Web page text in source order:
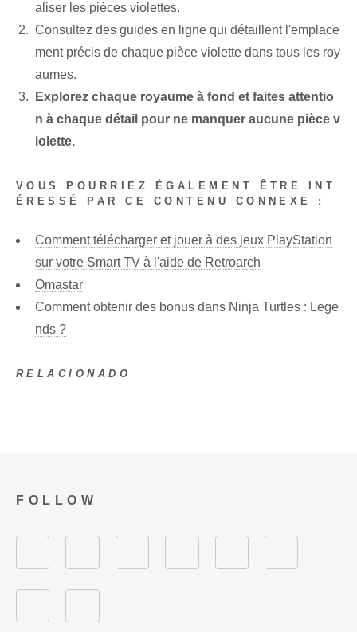
aliser les pièces violettes.
Consultez‌ des guides en ligne qui détaillent l'emplace
ment précis de chaque ⁢pièce violette ⁣dans tous‍ les roy
aumes.
Explorez chaque royaume à fond et faites attentio
n à chaque détail pour ne manquer aucune pièce v
iolette.
VOUS POURRIEZ ÉGALEMENT ÊTRE INT
ÉRESSÉ PAR CE CONTENU CONNEXE :
Comment télécharger et jouer à des jeux PlayStation
sur votre Smart TV à l'aide de Retroarch
Omastar
Comment obtenir des bonus dans Ninja Turtles : Lege
nds ?
RELACIONADO
FOLLOW